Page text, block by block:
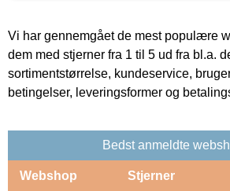
Vi har gennemgået de mest populære
dem med stjerner fra 1 til 5 ud fra bl.a.
sortimentstørrelse, kundeservice,
betingelser, leveringsformer og
Bedst anmeldte
Webshop Stjerner